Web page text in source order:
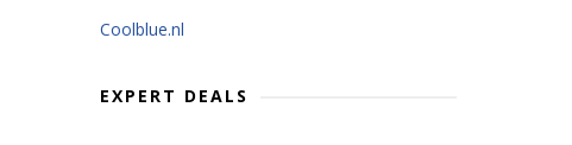
Coolblue.nl
EXPERT DEALS